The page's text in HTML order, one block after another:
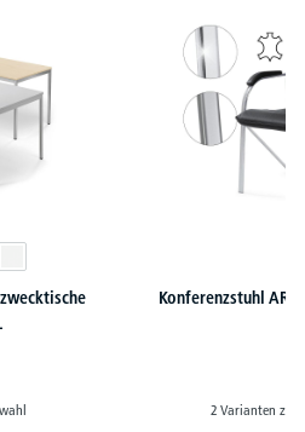
Konferenzstuhl
2 Varianten zur